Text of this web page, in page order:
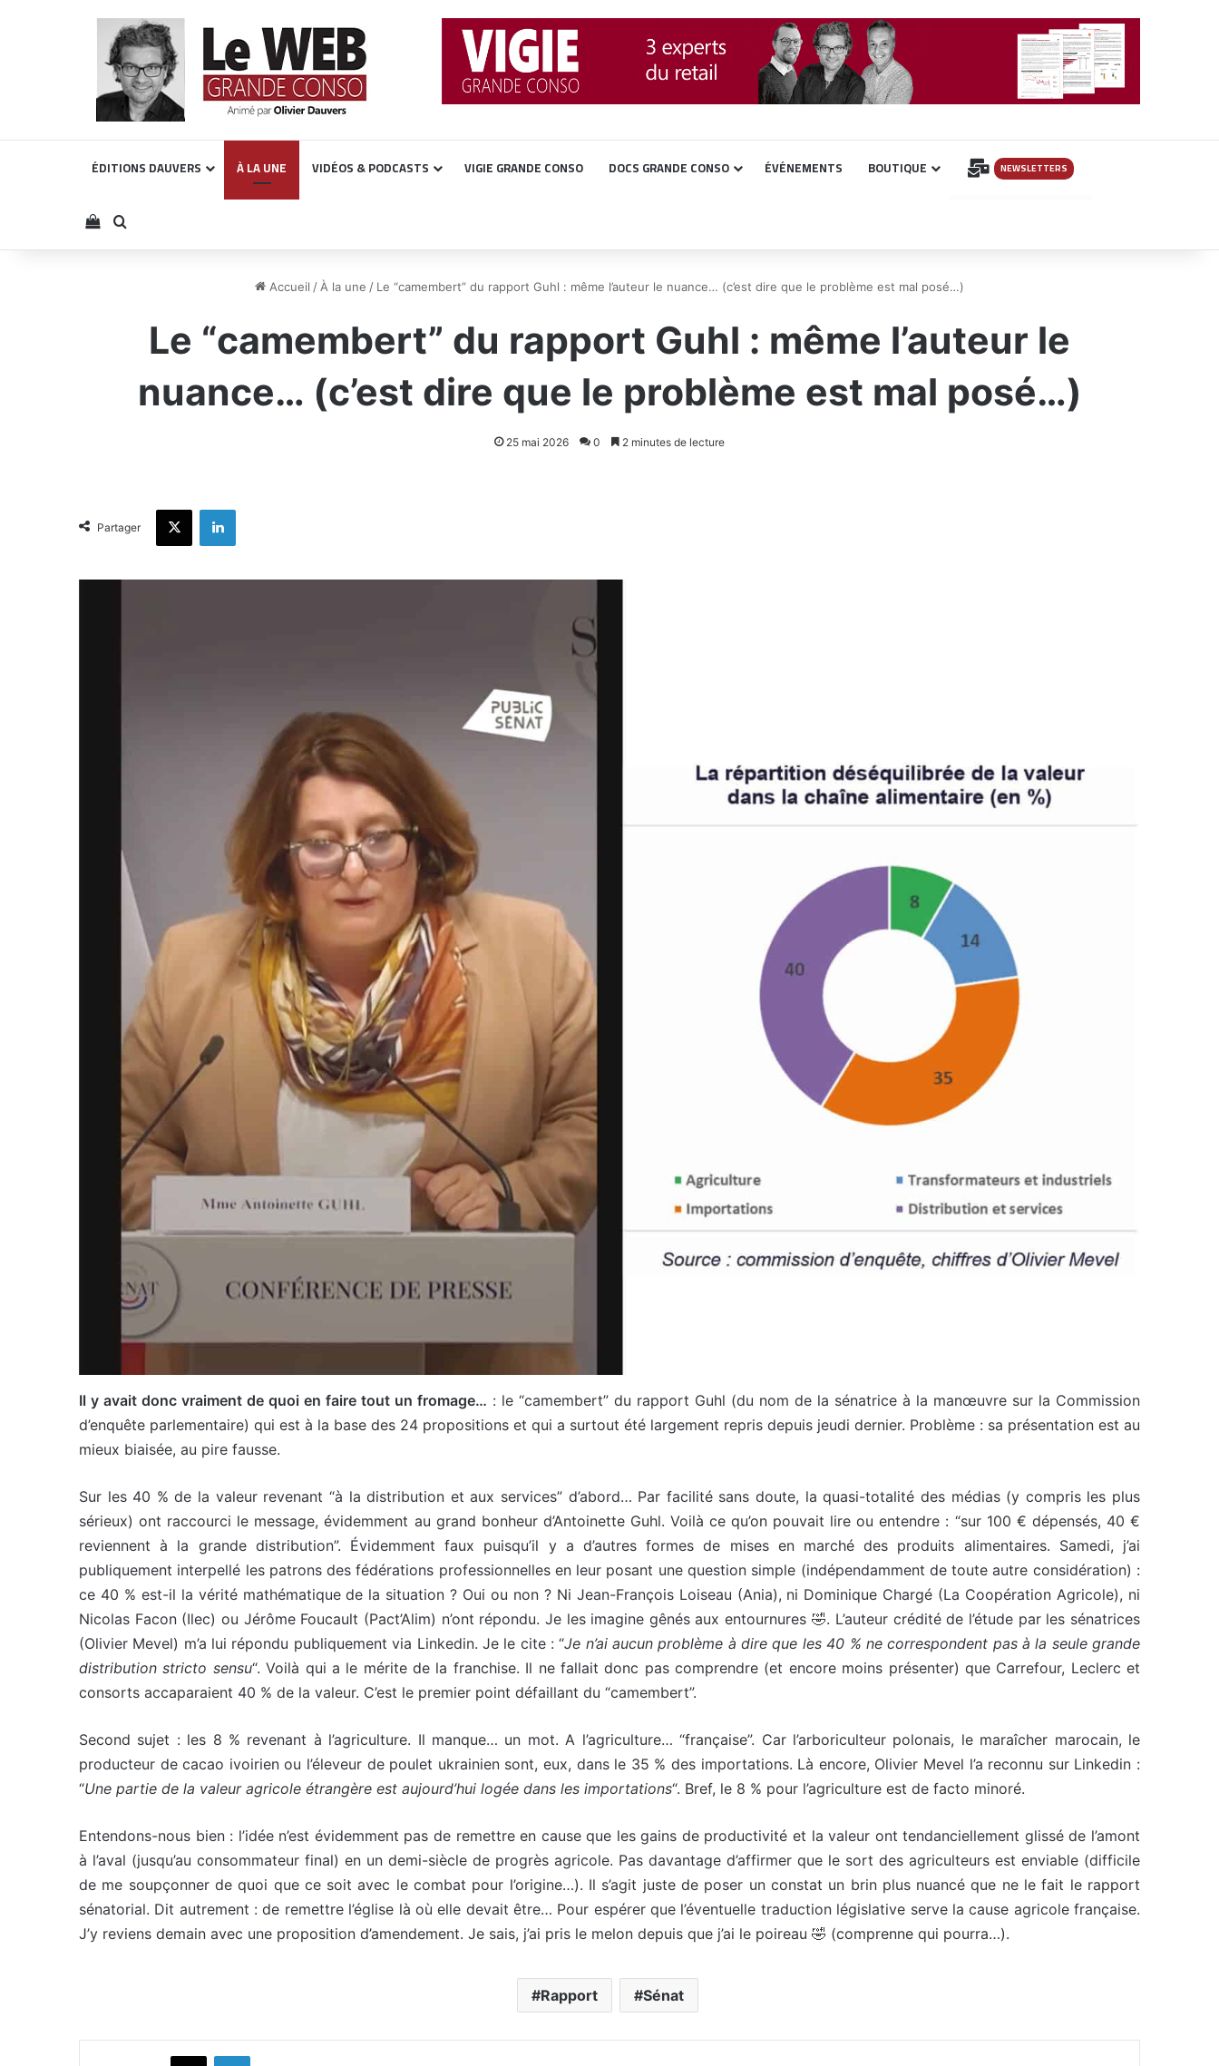
ÉDITIONS DAUVERS À LA UNE VIDÉOS & PODCASTS VIGIE GRANDE CONSO DOCS GRANDE CONSO ÉVÉNEMENTS BOUTIQUE INSCRIPTION
NEWSLETTERS
Voir votre panier
Rechercher
Accueil / À la une / Le “camembert” du rapport Guhl : même l’auteur le nuance… (c’est dire que le problème est mal posé…)
Le “camembert” du rapport Guhl : même l’auteur le
nuance… (c’est dire que le problème est mal posé…)
25 mai 2026 0 2 minutes de lecture
Partager
X Linkedin
Il y avait donc vraiment de quoi en faire tout un fromage… : le “camembert” du rapport Guhl (du nom de la sénatrice à la manœuvre sur la Commission
d’enquête parlementaire) qui est à la base des 24 propositions et qui a surtout été largement repris depuis jeudi dernier. Problème : sa présentation est au
mieux biaisée, au pire fausse.
Sur les 40 % de la valeur revenant “à la distribution et aux services” d’abord… Par facilité sans doute, la quasi-totalité des médias (y compris les plus
sérieux) ont raccourci le message, évidemment au grand bonheur d’Antoinette Guhl. Voilà ce qu’on pouvait lire ou entendre : “sur 100 € dépensés, 40 €
reviennent à la grande distribution”. Évidemment faux puisqu’il y a d’autres formes de mises en marché des produits alimentaires. Samedi, j’ai
publiquement interpellé les patrons des fédérations professionnelles en leur posant une question simple (indépendamment de toute autre considération) :
ce 40 % est-il la vérité mathématique de la situation ? Oui ou non ? Ni Jean-François Loiseau (Ania), ni Dominique Chargé (La Coopération Agricole), ni
Nicolas Facon (Ilec) ou Jérôme Foucault (Pact’Alim) n’ont répondu. Je les imagine gênés aux entournures 🤣. L’auteur crédité de l’étude par les sénatrices
(Olivier Mevel) m’a lui répondu publiquement via Linkedin. Je le cite : “Je n’ai aucun problème à dire que les 40 % ne correspondent pas à la seule grande
distribution stricto sensu“. Voilà qui a le mérite de la franchise. Il ne fallait donc pas comprendre (et encore moins présenter) que Carrefour, Leclerc et
consorts accaparaient 40 % de la valeur. C’est le premier point défaillant du “camembert”.
Second sujet : les 8 % revenant à l’agriculture. Il manque… un mot. A l’agriculture… “française”. Car l’arboriculteur polonais, le maraîcher marocain, le
producteur de cacao ivoirien ou l’éleveur de poulet ukrainien sont, eux, dans le 35 % des importations. Là encore, Olivier Mevel l’a reconnu sur Linkedin :
“Une partie de la valeur agricole étrangère est aujourd’hui logée dans les importations“. Bref, le 8 % pour l’agriculture est de facto minoré.
Entendons-nous bien : l’idée n’est évidemment pas de remettre en cause que les gains de productivité et la valeur ont tendanciellement glissé de l’amont
à l’aval (jusqu’au consommateur final) en un demi-siècle de progrès agricole. Pas davantage d’affirmer que le sort des agriculteurs est enviable (difficile
de me soupçonner de quoi que ce soit avec le combat pour l’origine…). Il s’agit juste de poser un constat un brin plus nuancé que ne le fait le rapport
sénatorial. Dit autrement : de remettre l’église là où elle devait être… Pour espérer que l’éventuelle traduction législative serve la cause agricole française.
J’y reviens demain avec une proposition d’amendement. Je sais, j’ai pris le melon depuis que j’ai le poireau 🤣 (comprenne qui pourra…).
Rapport Sénat
X Linkedin